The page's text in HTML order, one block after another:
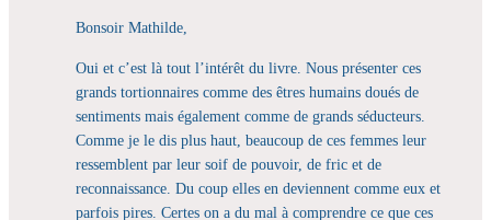
Bonsoir Mathilde,
Oui et c’est là tout l’intérêt du livre. Nous présenter ces
grands tortionnaires comme des êtres humains doués de
sentiments mais également comme de grands séducteurs.
Comme je le dis plus haut, beaucoup de ces femmes leur
ressemblent par leur soif de pouvoir, de fric et de
reconnaissance. Du coup elles en deviennent comme eux et
parfois pires. Certes on a du mal à comprendre ce que ces